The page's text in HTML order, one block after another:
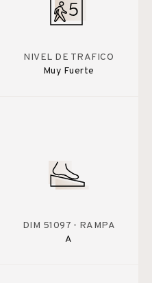
NIVEL DE TRAFICO
Muy Fuerte
DIM 51097 - RAMPA
A